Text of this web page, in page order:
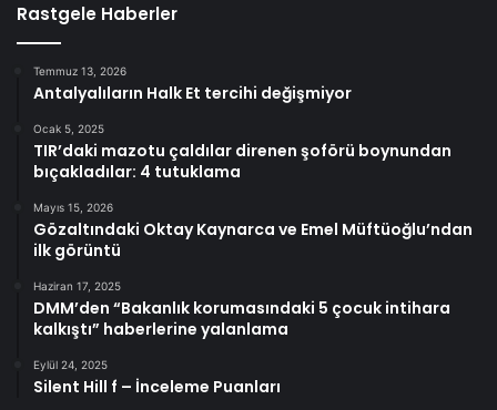
Rastgele Haberler
Temmuz 13, 2026
Antalyalıların Halk Et tercihi değişmiyor
Ocak 5, 2025
TIR’daki mazotu çaldılar direnen şoförü boynundan
bıçakladılar: 4 tutuklama
Mayıs 15, 2026
Gözaltındaki Oktay Kaynarca ve Emel Müftüoğlu’ndan
ilk görüntü
Haziran 17, 2025
DMM’den “Bakanlık korumasındaki 5 çocuk intihara
kalkıştı” haberlerine yalanlama
Eylül 24, 2025
Silent Hill f – İnceleme Puanları